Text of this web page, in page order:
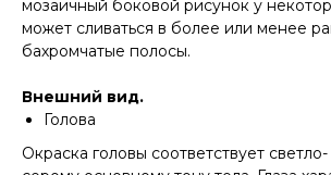
мозаичный боковой рисунок у
может сливаться в более или менее
бахромчатые полосы.
Внешний вид.
Голова
Окраска головы соответствует